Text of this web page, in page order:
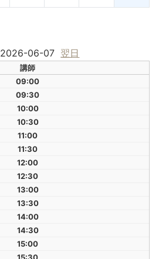
2026-06-07 翌日
講師
09:00
09:30
10:00
10:30
11:00
11:30
12:00
12:30
13:00
13:30
14:00
14:30
15:00